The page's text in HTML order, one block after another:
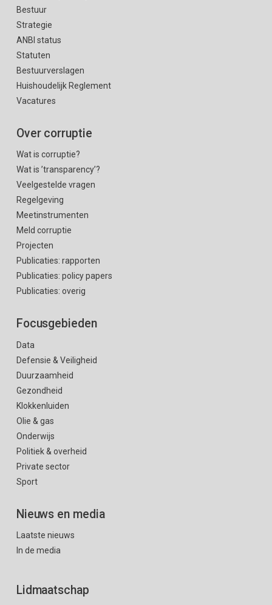
Bestuur
Strategie
ANBI status
Statuten
Bestuurverslagen
Huishoudelijk Reglement
Vacatures
Over corruptie
Wat is corruptie?
Wat is ’transparency’?
Veelgestelde vragen
Regelgeving
Meetinstrumenten
Meld corruptie
Projecten
Publicaties: rapporten
Publicaties: policy papers
Publicaties: overig
Focusgebieden
Data
Defensie & Veiligheid
Duurzaamheid
Gezondheid
Klokkenluiden
Olie & gas
Onderwijs
Politiek & overheid
Private sector
Sport
Nieuws en media
Laatste nieuws
In de media
Lidmaatschap